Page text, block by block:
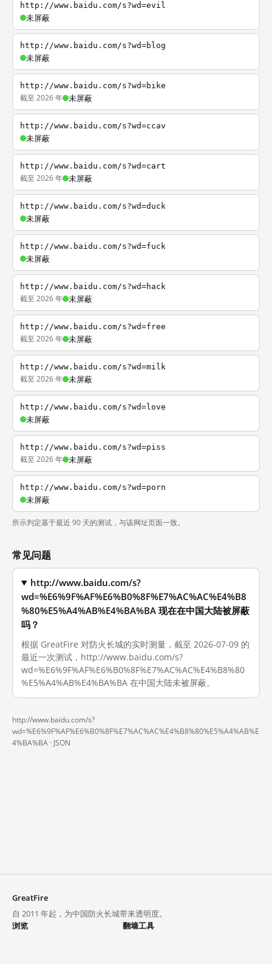
http://www.baidu.com/s?wd=evil
未屏蔽
http://www.baidu.com/s?wd=blog
未屏蔽
http://www.baidu.com/s?wd=bike
截至 2026 年 未屏蔽
http://www.baidu.com/s?wd=ccav
未屏蔽
http://www.baidu.com/s?wd=cart
截至 2026 年 未屏蔽
http://www.baidu.com/s?wd=duck
未屏蔽
http://www.baidu.com/s?wd=fuck
未屏蔽
http://www.baidu.com/s?wd=hack
截至 2026 年 未屏蔽
http://www.baidu.com/s?wd=free
截至 2026 年 未屏蔽
http://www.baidu.com/s?wd=milk
截至 2026 年 未屏蔽
http://www.baidu.com/s?wd=love
未屏蔽
http://www.baidu.com/s?wd=piss
截至 2026 年 未屏蔽
http://www.baidu.com/s?wd=porn
未屏蔽
所示判定基于最近 90 天的测试，与该网址页面一致。
常见问题
http://www.baidu.com/s?
wd=%E6%9F%AF%E6%B0%8F%E7%AC%AC%E4%B8
%80%E5%A4%AB%E4%BA%BA 现在在中国大陆被屏蔽
吗？
根据 GreatFire 对防火长城的实时测量，截至 2026-07-09 的
最近一次测试，http://www.baidu.com/s?
wd=%E6%9F%AF%E6%B0%8F%E7%AC%AC%E4%B8%80
%E5%A4%AB%E4%BA%BA 在中国大陆未被屏蔽。
http://www.baidu.com/s?
wd=%E6%9F%AF%E6%B0%8F%E7%AC%AC%E4%B8%80%E5%A4%AB%E
4%BA%BA · JSON
GreatFire
自 2011 年起，为中国防火长城带来透明度。
浏览
翻墙工具